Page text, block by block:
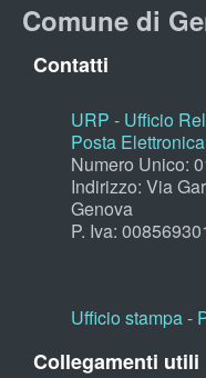
Comune di
Contatti
URP - Ufficio
Posta
Numero Unico:
Indirizzo: Via
Genova
P. Iva:
Ufficio stampa -
Collegamenti utili